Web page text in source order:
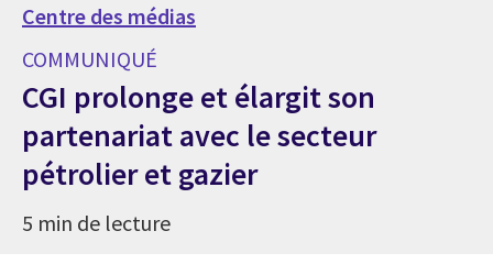
Centre des médias
COMMUNIQUÉ
CGI prolonge et élargit son
partenariat avec le secteur
pétrolier et gazier
5 min de lecture